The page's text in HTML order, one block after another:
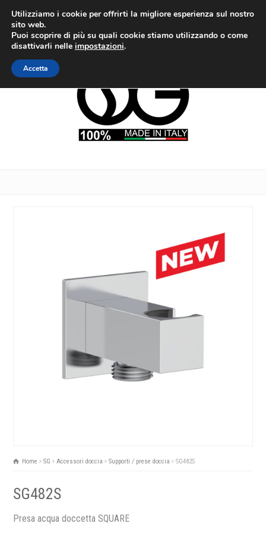
Home SG Accessori doccia Supporti / prese doccia SG482S
SG482S
Presa acqua doccetta SQUARE
Utilizziamo i cookie per offrirti la migliore esperienza sul nostro
sito web.
Puoi scoprire di più su quali cookie stiamo utilizzando o come
disattivarli nelle impostazioni.
Accetta